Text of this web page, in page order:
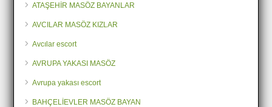
ATAŞEHİR MASÖZ BAYANLAR
AVCILAR MASÖZ KIZLAR
Avcılar escort
AVRUPA YAKASI MASÖZ
Avrupa yakası escort
BAHÇELİEVLER MASÖZ BAYAN